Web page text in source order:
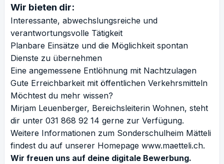
Wir bieten dir:
Interessante, abwechslungsreiche und
verantwortungsvolle Tätigkeit
Planbare Einsätze und die Möglichkeit spontan
Dienste zu übernehmen
Eine angemessene Entlöhnung mit Nachtzulagen
Gute Erreichbarkeit mit öffentlichen Verkehrsmitteln
Möchtest du mehr wissen?
Mirjam Leuenberger, Bereichsleiterin Wohnen, steht
dir unter 031 868 92 14 gerne zur Verfügung.
Weitere Informationen zum Sonderschulheim Mätteli
findest du auf unserer Homepage www.maetteli.ch.
Wir freuen uns auf deine digitale Bewerbung.